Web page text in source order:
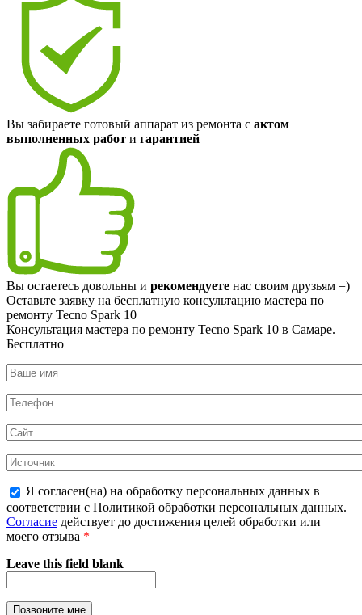
Вы забираете готовый аппарат из ремонта с актом
выполненных работ и гарантией
Вы остаетесь довольны и рекомендуете нас своим друзьям =)
Оставьте заявку на бесплатную консультацию мастера по
ремонту Tecno Spark 10
Консультация мастера по ремонту Tecno Spark 10 в Самаре.
Бесплатно
Я согласен(на) на обработку персональных данных в
соответствии с Политикой обработки персональных данных.
Согласие действует до достижения целей обработки или
моего отзыва *
Leave this field blank